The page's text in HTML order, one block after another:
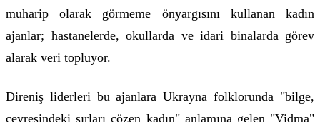
muharip olarak görmeme önyargısını kullanan kadın
ajanlar; hastanelerde, okullarda ve idari binalarda görev
alarak veri topluyor.
Direniş liderleri bu ajanlara Ukrayna folklorunda "bilge,
çevresindeki sırları çözen kadın" anlamına gelen "Vidma"